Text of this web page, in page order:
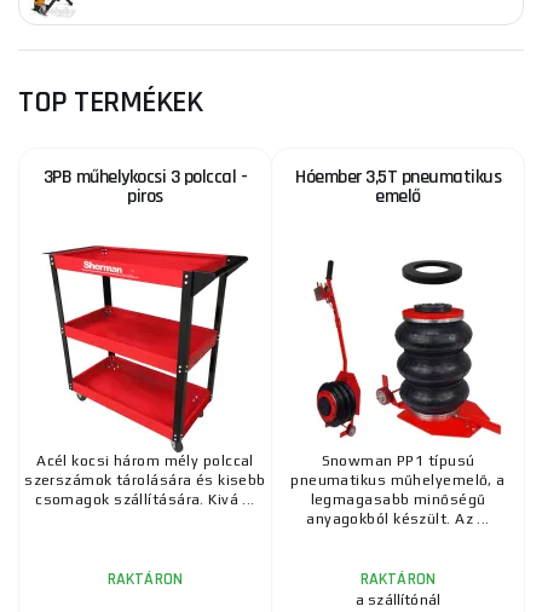
TOP TERMÉKEK
3PB műhelykocsi 3 polccal -
piros
Acél kocsi három mély polccal
szerszámok tárolására és kisebb
csomagok szállítására. Kivá ...
RAKTÁRON
Hóember 3,5T pneumatikus
emelő
Snowman PP1 típusú
pneumatikus műhelyemelő, a
legmagasabb minőségű
anyagokból készült. Az ...
RAKTÁRON
a szállítónál